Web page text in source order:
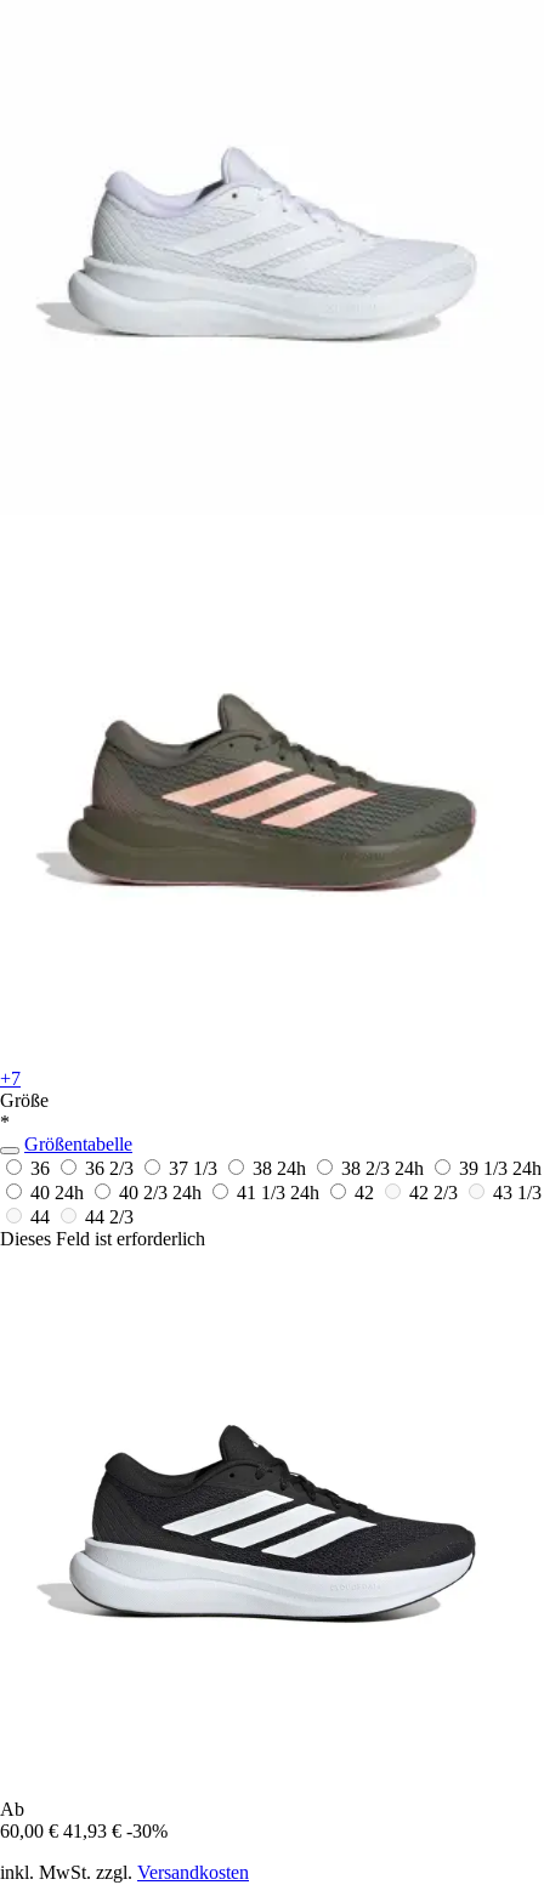
+7
Größe
*
Größentabelle
36
36 2/3 37 1/3 38 24h 38 2/3 24h 39 1/3 24h
40 24h 40 2/3 24h 41 1/3 24h 42 42 2/3
43 1/3
44
44 2/3
Dieses Feld ist erforderlich
Ab
60,00 € 41,93 € -30%
inkl. MwSt. zzgl. Versandkosten